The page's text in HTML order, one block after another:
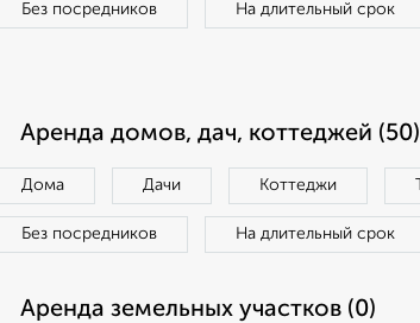
Без посредников На длительный срок
Аренда домов, дач, коттеджей (50)
Дома Дачи Коттеджи
Без посредников На длительный срок
Аренда земельных участков (0)